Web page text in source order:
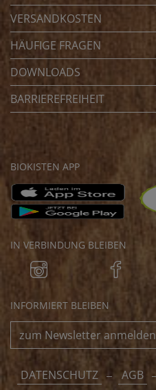
VERSANDKOSTEN
HÄUFIGE FRAGEN
DOWNLOADS
BARRIEREFREIHEIT
BIOKISTEN APP
IN VERBINDUNG BLEIBEN
INFORMIERT BLEIBEN
zum Newsletter anmelden
DATENSCHUTZ AGB